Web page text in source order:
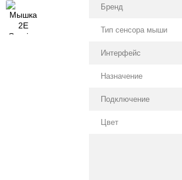
Бренд
Тип сенсора мыши
Интерфейс
Назначение
Подключение
Цвет